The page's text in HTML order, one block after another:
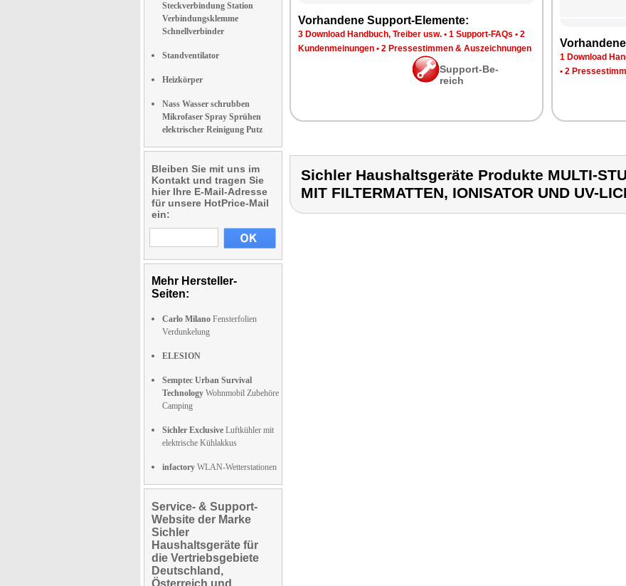
Steckverbindung Station
Verbindungsklemme
Schnellverbinder
Standventilator
Heizkörper
Nass Wasser schrubben
Mikrofaser Spray Sprühen
elektrischer Reinigung Putz
Bleiben Sie mit uns im
Kontakt und tragen Sie
hier Ihre E-Mail-Adresse
für unsere HotPrice-Mail
ein:
Mehr Hersteller-
Seiten:
Carlo Milano Fensterfolien
Verdunkelung
ELESION
Semptec Urban Survival
Technology Wohnmobil Zubehöre
Camping
Sichler Exclusive Luftkühler mit
elektrische Kühlakkus
infactory WLAN-Wetterstationen
Service- & Support-
Website der Marke
Sichler
Haushaltsgeräte für
die Vertriebsgebiete
Deutschland,
Österreich und
Vor­han­de­ne Sup­port-Ele­men­te:
3 Down­load Hand­buch, Trei­ber usw. • 1 Sup­port-FAQs • 2
Kun­den­mei­nun­gen • 2 Pres­se­stim­men & Aus­zeich­nun­gen
Sup­port-Be­
reich
1 Down­load
• 2
Sichler Haushaltsgeräte Produkte MULTI-
MIT FILTERMATTEN, IONISATOR UND UV-